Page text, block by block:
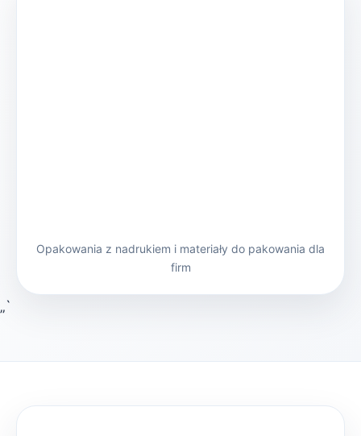
Opakowania z nadrukiem i materiały do pakowania dla
firm
„`